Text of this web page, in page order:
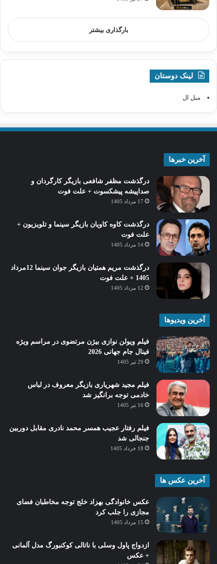
بارگذاری بیشتر
لینک دوستان
مبل ال
آخرین خبرها
درگذشت مظفر شافعی بازیگر کارگردان و
صداپیشه پیشکسوت + علت فوت
17 مرداد 1405
درگذشت کاوه کاویان بازیگر سینما و تلویزیون +
علت فوت
14 مرداد 1405
درگذشت مریم همتیان بازیگر جوان سینما 12مرداد
1405 + علت فوت
12 مرداد 1405
آخرین ویدیوها
فیلم ویولن نوازی بیژن مرتضوی در مراسم ویژه
فینال جام جهانی 2026
29 تیر 1405
فیلم مجید شهریاری بازیگر معروف در لباس
خادمی توجه برانگیز شد
16 تیر 1405
فیلم رفتار عجیب همسر محمد نادری مقابل دوربین
جنجالی شد
18 خرداد 1405
آخرین عکس ها
عکس خانوادگی بهزاد خلج توجه مخاطبان فضای
مجازی را جلب کرد
15 مرداد 1405
ازدواج پاول وسلی با ناتالی کوکنبورگ مدل آلمانی
+ عکس